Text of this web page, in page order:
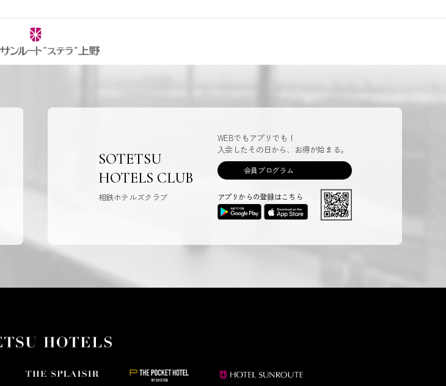
SOTETSU
HOTELS CLUB
相鉄ホテルズクラブ
WEBでもアプリでも！
入会したその日から、お得が始まる。
会員プログラム
アプリからの登録はこちら